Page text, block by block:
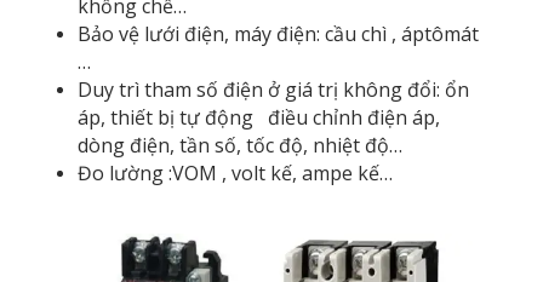
khống chế…
Bảo vệ lưới điện, máy điện: cầu chì , áptômát
…
Duy trì tham số điện ở giá trị không đổi: ổn
áp, thiết bị tự động điều chỉnh điện áp,
dòng điện, tần số, tốc độ, nhiệt độ…
Đo lường :VOM , volt kế, ampe kế…